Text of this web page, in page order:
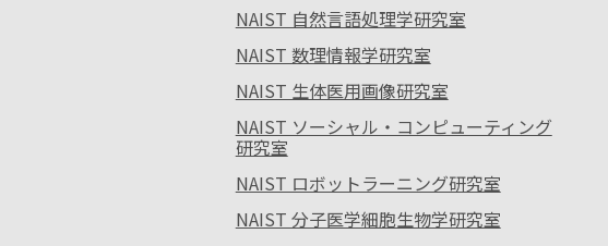
NAIST 自然言語処理学研究室
NAIST 数理情報学研究室
NAIST 生体医用画像研究室
NAIST ソーシャル・コンピューティング
研究室
NAIST ロボットラーニング研究室
NAIST 分子医学細胞生物学研究室